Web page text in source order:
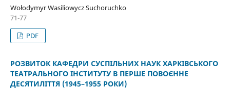
Wołodymyr Wasiliowycz Suchoruchko
71-77
PDF
РОЗВИТОК КАФЕДРИ СУСПІЛЬНИХ НАУК ХАРКІВСЬКОГО
ТЕАТРАЛЬНОГО ІНСТИТУТУ В ПЕРШЕ ПОВОЄННЕ
ДЕСЯТИЛІТТЯ (1945–1955 РОКИ)